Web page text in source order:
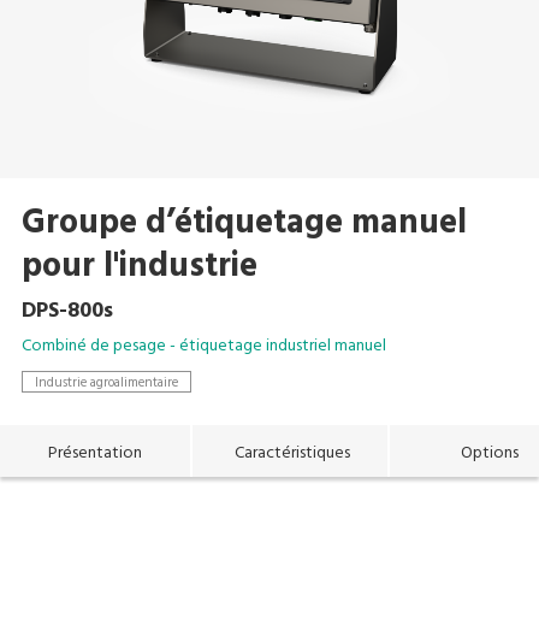
Groupe d’étiquetage manuel
pour l'industrie
DPS-800s
Combiné de pesage - étiquetage industriel manuel
Industrie agroalimentaire
Présentation Caractéristiques Options